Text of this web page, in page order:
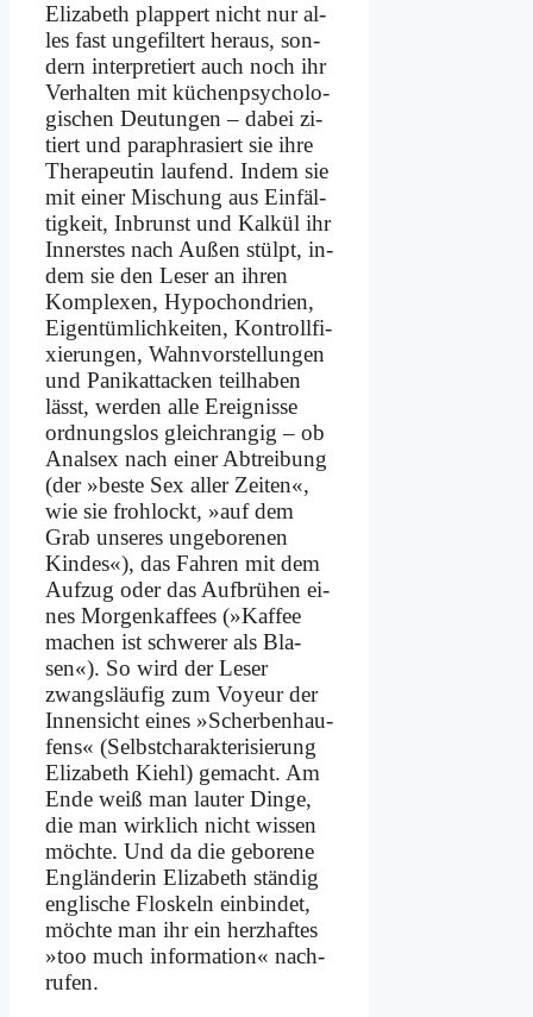
Eliza­beth plap­pert nicht nur al­
les fast un­ge­fil­tert her­aus, son­
dern in­ter­pre­tiert auch noch ihr
Ver­hal­ten mit kü­chen­psy­cho­lo­
gi­schen Deu­tun­gen – da­bei zi­
tiert und pa­ra­phra­siert sie ih­re
The­ra­peu­tin lau­fend. In­dem sie
mit ei­ner Mi­schung aus Ein­fäl­
tig­keit, In­brunst und Kal­kül ihr
In­ner­stes nach Au­ßen stülpt, in­
dem sie den Le­ser an ih­ren
Kom­ple­xen, Hy­po­chon­dri­en,
Ei­gen­tüm­lich­kei­ten, Kon­troll­fi­
xie­run­gen, Wahn­vor­stel­lun­gen
und Pa­nik­at­tacken teil­ha­ben
lässt, wer­den al­le Er­eig­nis­se
ord­nungs­los gleich­ran­gig – ob
Anal­sex nach ei­ner Ab­trei­bung
(der »be­ste Sex al­ler Zei­ten«,
wie sie froh­lockt, »auf dem
Grab un­se­res un­ge­bo­re­nen
Kin­des«), das Fah­ren mit dem
Auf­zug oder das Auf­brü­hen ei­
nes Mor­gen­kaf­fees (»Kaf­fee
ma­chen ist schwe­rer als Bla­
sen«). So wird der Le­ser
zwangs­läu­fig zum Voy­eur der
In­nen­sicht ei­nes »Scher­ben­hau­
fens« (Selbst­charakteri­sierung
Eliza­beth Kiehl) ge­macht. Am
En­de weiß man lau­ter Din­ge,
die man wirk­lich nicht wis­sen
möch­te. Und da die ge­bo­re­ne
Eng­län­de­rin Eliza­beth stän­dig
eng­li­sche Flos­keln ein­bin­det,
möch­te man ihr ein herz­haf­tes
»too much in­for­ma­ti­on« nach­
ru­fen.